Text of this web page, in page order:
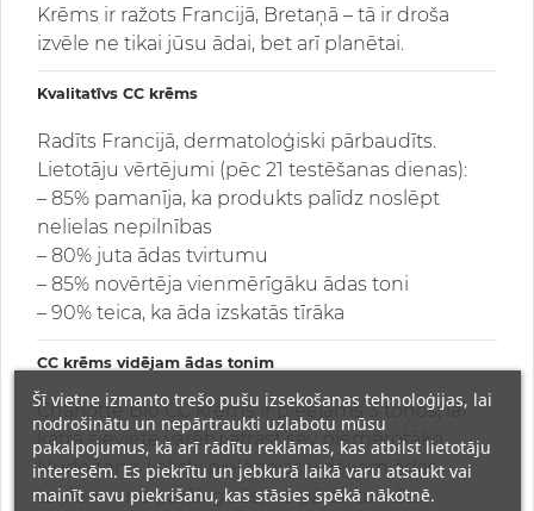
Krēms ir ražots Francijā, Bretaņā – tā ir droša
izvēle ne tikai jūsu ādai, bet arī planētai.
Kvalitatīvs CC krēms
Radīts Francijā, dermatoloģiski pārbaudīts.
Lietotāju vērtējumi (pēc 21 testēšanas dienas):
– 85% pamanīja, ka produkts palīdz noslēpt
nelielas nepilnības
– 80% juta ādas tvirtumu
– 85% novērtēja vienmērīgāku ādas toni
– 90% teica, ka āda izskatās tīrāka
CC krēms vidējam ādas tonim
Charlotte Bio CC krēms ir pieejams 3 toņos, lai
katra sieviete varētu atrast sev piemērotāko.
Nude tonis lieliski pielāgojas vidējiem ādas
toņiem – ne pārāk gaišs, ne pārāk tumšs.
Šī vietne izmanto trešo pušu izsekošanas tehnoloģijas, lai
nodrošinātu un nepārtraukti uzlabotu mūsu
pakalpojumus, kā arī rādītu reklāmas, kas atbilst lietotāju
interesēm. Es piekrītu un jebkurā laikā varu atsaukt vai
mainīt savu piekrišanu, kas stāsies spēkā nākotnē.